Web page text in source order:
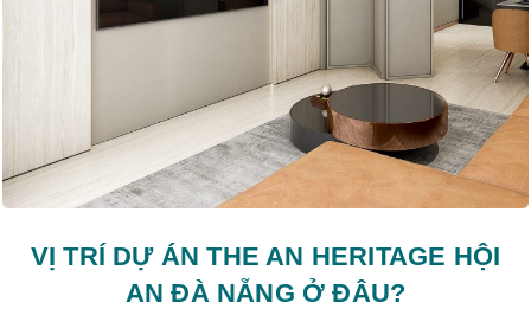
VỊ TRÍ DỰ ÁN THE AN HERITAGE HỘI
AN ĐÀ NẴNG Ở ĐÂU?